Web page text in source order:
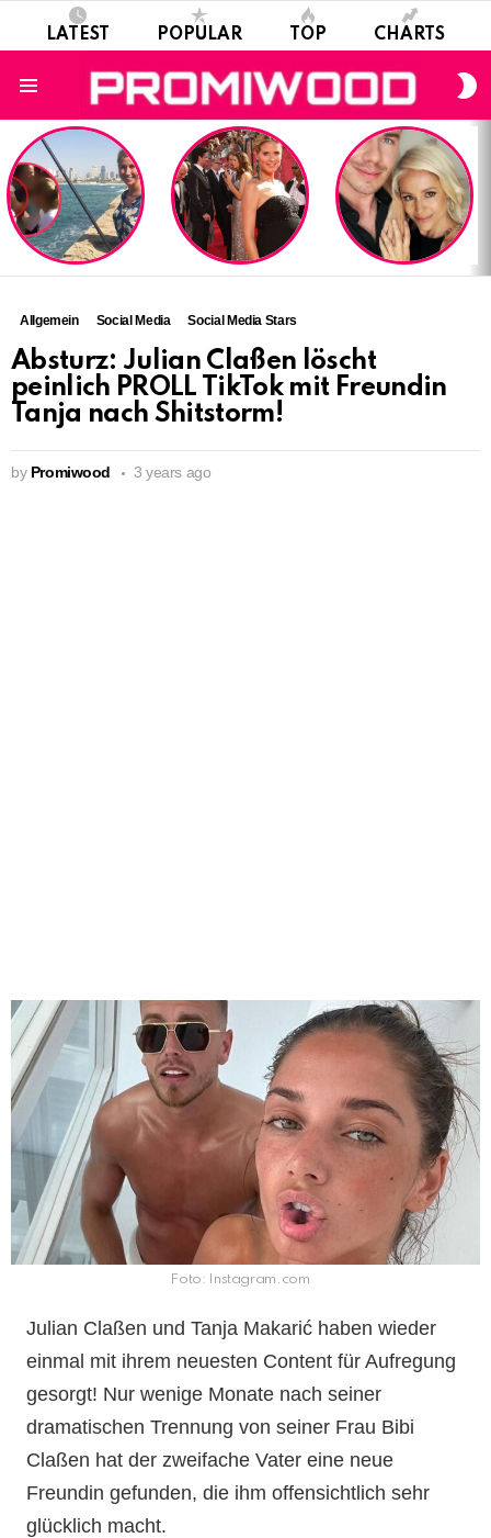
LATEST POPULAR TOP CHARTS
LATEST
STORIES
Allgemein Social Media Social Media Stars
Absturz: Julian Claßen löscht
peinlich PROLL TikTok mit Freundin
Tanja nach Shitstorm!
by Promiwood 3 years ago
Foto: Instagram.com
Julian Claßen und Tanja Makarić haben wieder
einmal mit ihrem neuesten Content für Aufregung
gesorgt! Nur wenige Monate nach seiner
dramatischen Trennung von seiner Frau Bibi
Claßen hat der zweifache Vater eine neue
Freundin gefunden, die ihm offensichtlich sehr
glücklich macht.